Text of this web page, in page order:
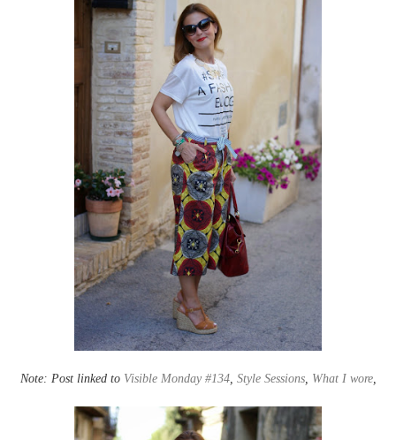
Note: Post linked to Visible Monday #134, Style Sessions, What I wore,